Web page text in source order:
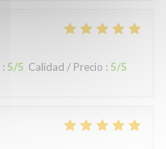
: 5/5 Calidad / Precio : 5/5